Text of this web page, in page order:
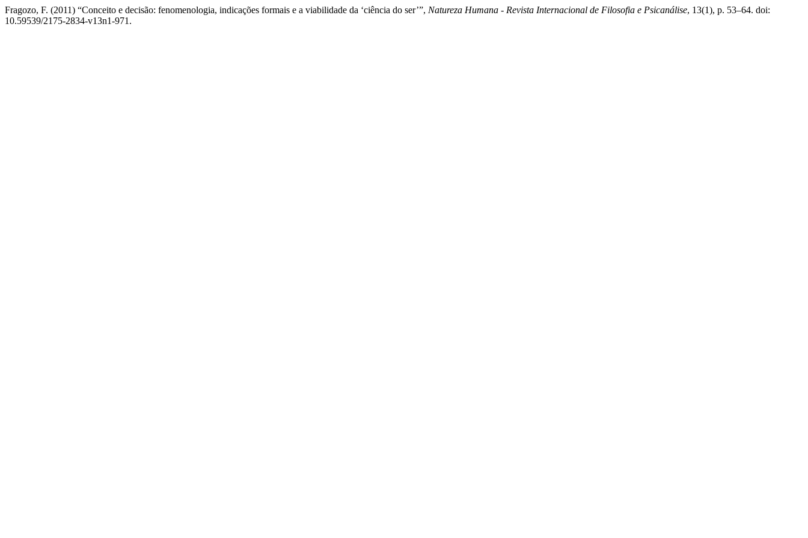
Fragozo, F. (2011) “Conceito e decisão: fenomenologia, indicações formais e a viabilidade da ‘ciência do ser’”, Natureza Humana - Revista Internacional de Filosofia e Psicanálise, 13(1), p. 53–64. doi:
10.59539/2175-2834-v13n1-971.